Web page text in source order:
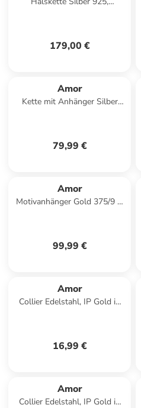
179,00 €
Amor
Kette mit Anhänger Silber
79,99 €
Amor
Motivanhänger Gold 375/9 ct
99,99 €
Amor
Collier Edelstahl, IP Gold in
16,99 €
Amor
Collier Edelstahl, IP Gold in